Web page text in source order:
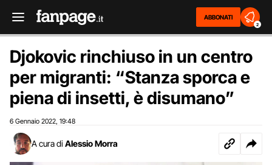
ABBONATI
2
Djokovic rinchiuso in un centro
per migranti: “Stanza sporca e
piena di insetti, è disumano”
6 Gennaio 2022 19:48
A cura di Alessio Morra